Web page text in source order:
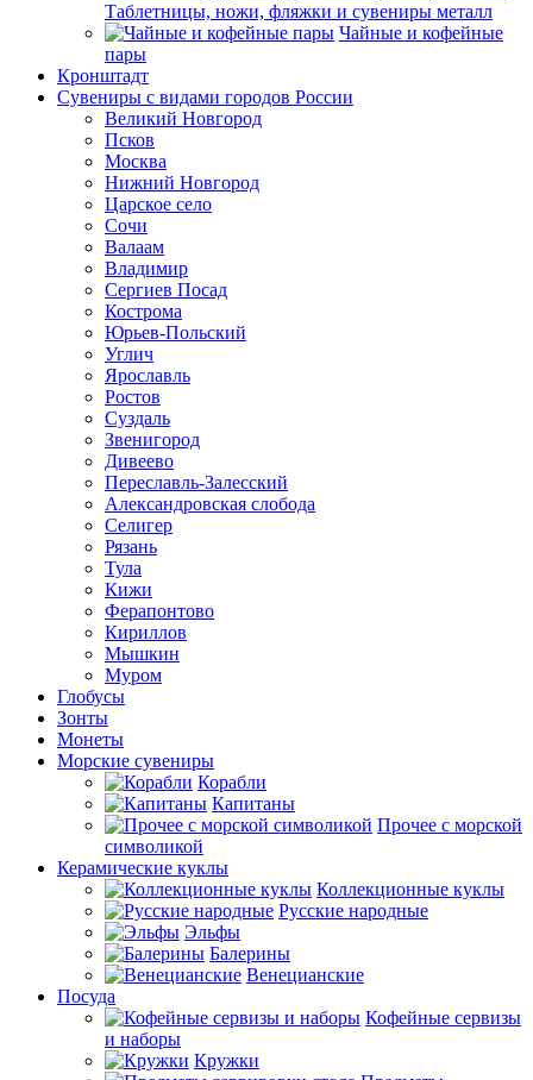
Таблетницы, ножи, фляжки и сувениры металл
Чайные и кофейные
пары
Кронштадт
Сувениры с видами городов России
Великий Новгород
Псков
Москва
Нижний Новгород
Царское село
Сочи
Валаам
Владимир
Сергиев Посад
Кострома
Юрьев-Польский
Углич
Ярославль
Ростов
Суздаль
Звенигород
Дивеево
Переславль-Залесский
Александровская слобода
Селигер
Рязань
Тула
Кижи
Ферапонтово
Кириллов
Мышкин
Муром
Глобусы
Зонты
Монеты
Морские сувениры
Корабли
Капитаны
Прочее с морской
символикой
Керамические куклы
Коллекционные куклы
Русские народные
Эльфы
Балерины
Венецианские
Посуда
Кофейные сервизы
и наборы
Кружки